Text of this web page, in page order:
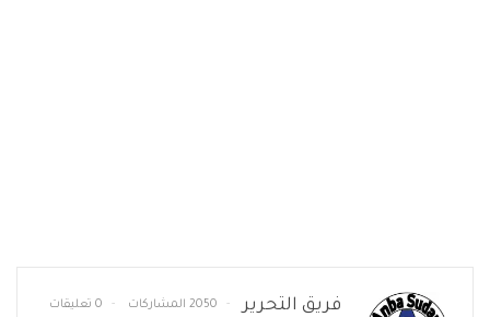
فريق التحرير 2050 المشاركات 0 تعليقات